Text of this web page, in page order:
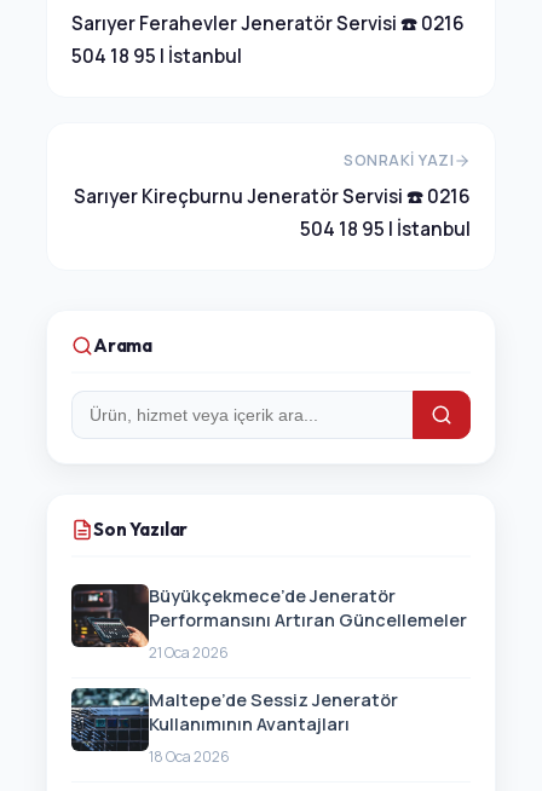
Sarıyer Ferahevler Jeneratör Servisi ☎️ 0216
504 18 95 | İstanbul
SONRAKI YAZI
Sarıyer Kireçburnu Jeneratör Servisi ☎️ 0216
504 18 95 | İstanbul
Arama
Arama:
Son Yazılar
Büyükçekmece’de Jeneratör
Performansını Artıran Güncellemeler
21 Oca 2026
Maltepe’de Sessiz Jeneratör
Kullanımının Avantajları
18 Oca 2026